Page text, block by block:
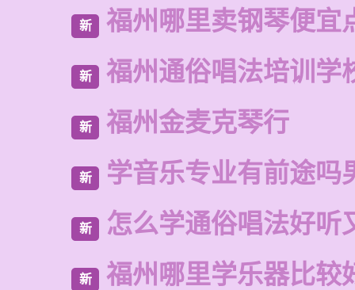
新 福州哪里卖钢琴便宜
新 福州通俗唱法培训学
新 福州金麦克琴行
新 学音乐专业有前途吗
新 怎么学通俗唱法好听
新 福州哪里学乐器比较